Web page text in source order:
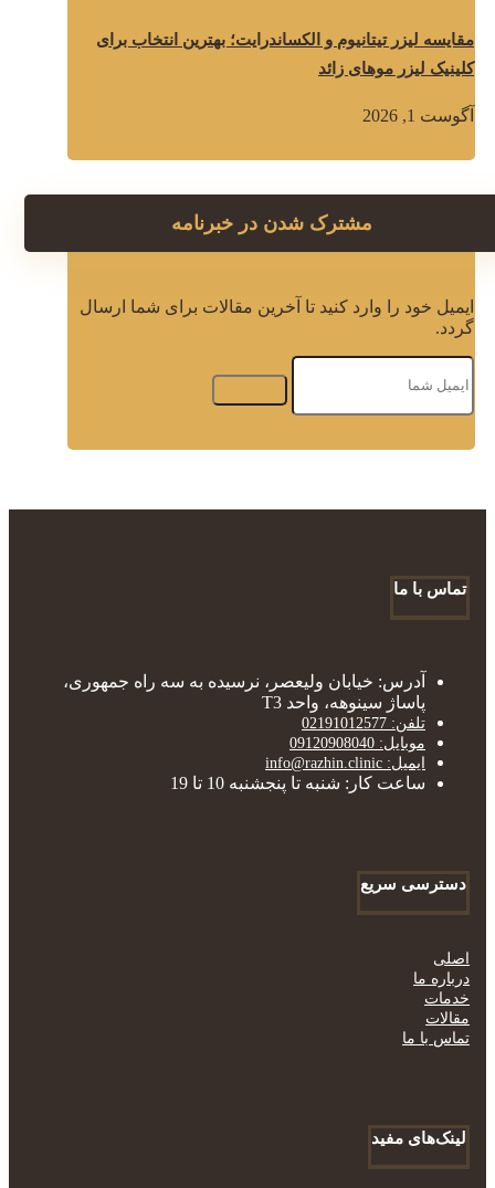
مقایسه لیزر تیتانیوم و الکساندرایت؛ بهترین انتخاب برای
کلینیک لیزر موهای زائد
آگوست 1, 2026
مشترک شدن در خبرنامه
ایمیل خود را وارد کنید تا آخرین مقالات برای شما ارسال
گردد.
تماس با ما
آدرس: خیابان ولیعصر، نرسیده به سه راه جمهوری،
پاساژ سینوهه، واحد T3
تلفن: 02191012577
موبایل: 09120908040
ایمیل: info@razhin.clinic
ساعت کار: شنبه تا پنجشنبه 10 تا 19
دسترسی سریع
اصلی
درباره ما
خدمات
مقالات
تماس با ما
لینک‌های مفید